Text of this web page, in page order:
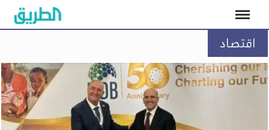
اقتصاد